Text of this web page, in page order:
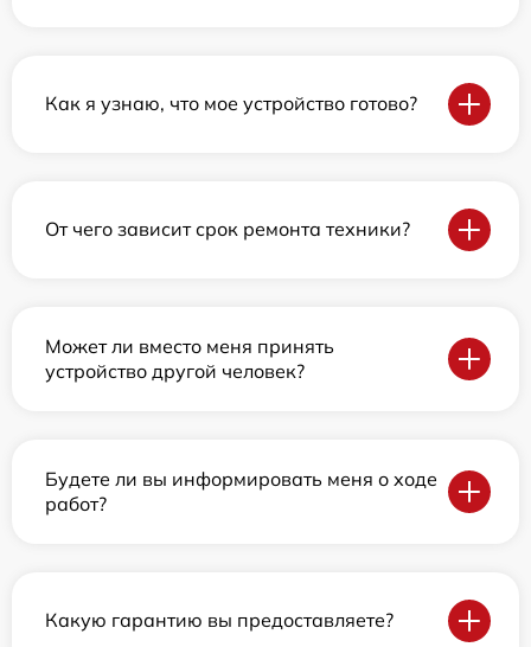
Как я узнаю, что мое устройство готово?
От чего зависит срок ремонта техники?
Может ли вместо меня принять
устройство другой человек?
Будете ли вы информировать меня о ходе
работ?
Какую гарантию вы предоставляете?